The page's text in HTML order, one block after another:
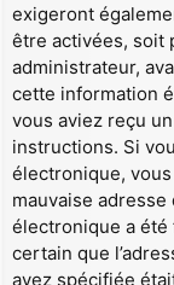
exigeront
être activées, soit
administrateur,
cette information
vous aviez reçu
instructions. Si
électronique,
mauvaise
électronique a
certain que
avez spécifiée